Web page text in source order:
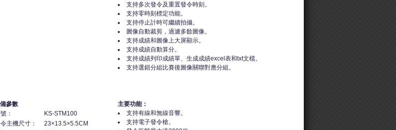
支持多次發令及重置發令時刻。
支持零時刻標定功能。
支持停止計時可繼續拍攝。
圖像自動裁剪，過濾多餘圖像。
支持成績和圖像上大屏顯示。
支持成績自動算分。
支持成績列印成績單、生成成績excel表和txt文檔。
支持選錯分組比賽後圖像關聯對應分組。
參數
：
KS-STM100
主機尺寸：
23×13.5×5.5CM
主要功能：
支持有線和無線音響。
支持電子發令槍。